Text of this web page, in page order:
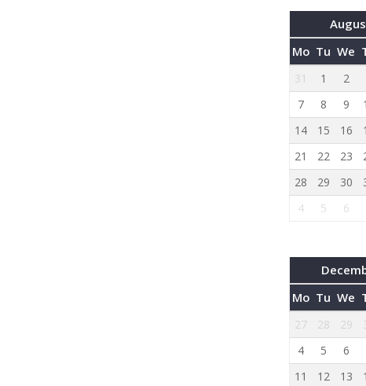
Mo Tu We
31 1 2
7
8 9
14
15 16
21
22 23
28
29 30
4
5 6
Mo Tu We
27 28 29
4
5 6
11
12 13